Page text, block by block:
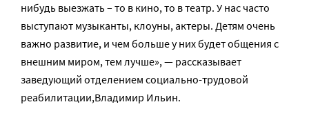
нибудь выезжать – то в кино, то в театр. У нас часто
выступают музыканты, клоуны, актеры. Детям очень
важно развитие, и чем больше у них будет общения с
внешним миром, тем лучше», — рассказывает
заведующий отделением социально-трудовой
реабилитации,Владимир Ильин.